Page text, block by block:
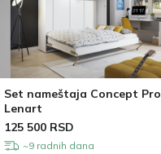
Set nameštaja Concept Pro
Lenart
125 500 RSD
~9 radnih dana